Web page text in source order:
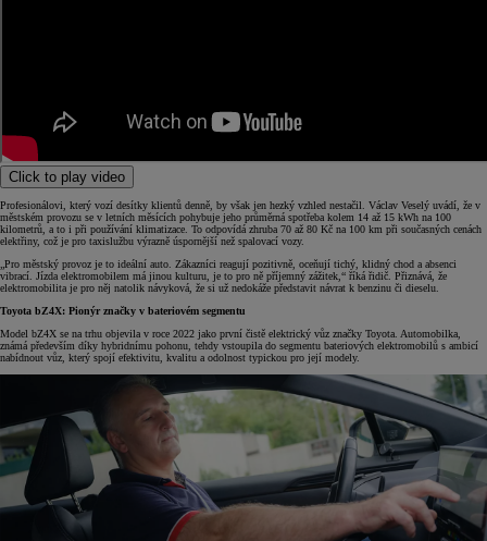
Click to play video
Profesionálovi, který vozí desítky klientů denně, by však jen hezký vzhled nestačil. Václav Veselý uvádí, že v
městském provozu se v letních měsících pohybuje jeho průměrná spotřeba kolem 14 až 15 kWh na 100
kilometrů, a to i při používání klimatizace. To odpovídá zhruba 70 až 80 Kč na 100 km při současných cenách
elektřiny, což je pro taxislužbu výrazně úspornější než spalovací vozy.
„Pro městský provoz je to ideální auto. Zákazníci reagují pozitivně, oceňují tichý, klidný chod a absenci
vibrací. Jízda elektromobilem má jinou kulturu, je to pro ně příjemný zážitek,“ říká řidič. Přiznává, že
elektromobilita je pro něj natolik návyková, že si už nedokáže představit návrat k benzinu či dieselu.
Toyota bZ4X: Pionýr značky v bateriovém segmentu
Model bZ4X se na trhu objevila v roce 2022 jako první čistě elektrický vůz značky Toyota. Automobilka,
známá především díky hybridnímu pohonu, tehdy vstoupila do segmentu bateriových elektromobilů s ambicí
nabídnout vůz, který spojí efektivitu, kvalitu a odolnost typickou pro její modely.